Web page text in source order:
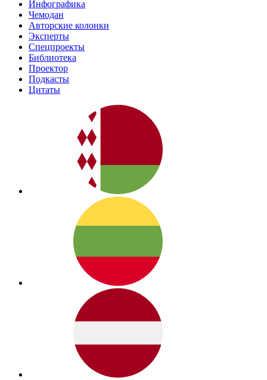
Инфографика
Чемодан
Авторские колонки
Эксперты
Спецпроекты
Библиотека
Проектор
Подкасты
Цитаты